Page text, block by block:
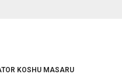
KOSHU MASARU